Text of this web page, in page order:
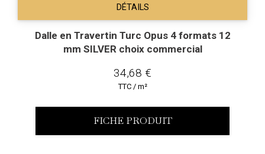
DÉTAILS
Dalle en Travertin Turc Opus 4 formats 12
mm SILVER choix commercial
34,68 €
TTC / m²
FICHE PRODUIT